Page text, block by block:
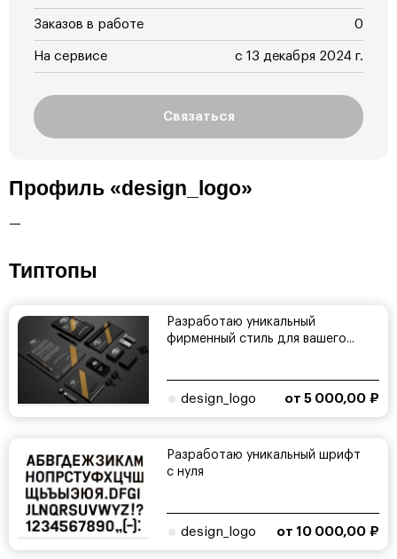
Заказов в работе 0
На сервисе с 13 декабря 2024 г.
Связаться
Профиль «design_logo»
—
Типтопы
Разработаю уникальный
фирменный стиль для вашего...
design_logo от 5 000,00 ₽
Разработаю уникальный шрифт
с нуля
design_logo от 10 000,00 ₽